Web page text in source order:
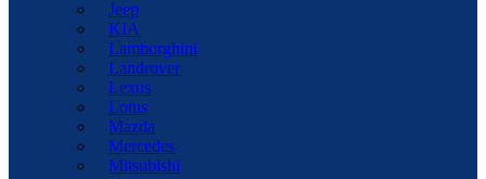
Jeep
KIA
Lamborghini
Landrover
Lexus
Lotus
Mazda
Mercedes
Mitsubishi